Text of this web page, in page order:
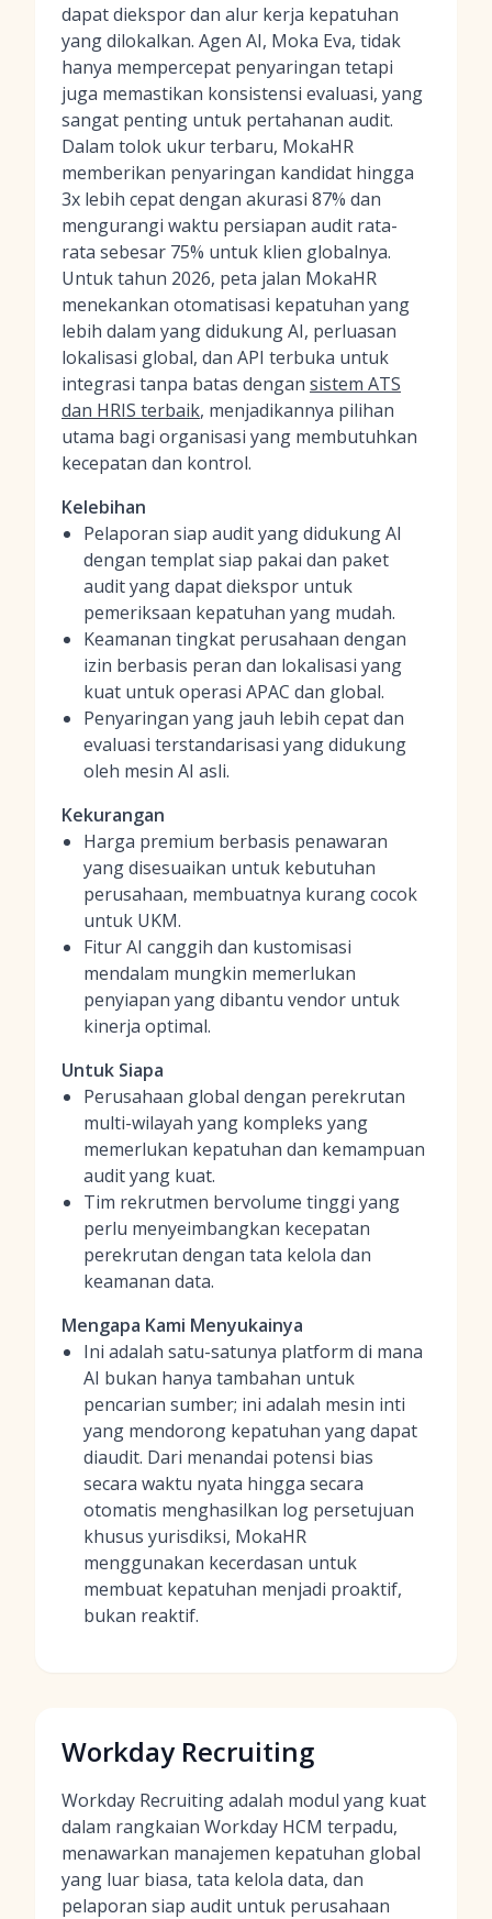
dapat diekspor dan alur kerja kepatuhan
yang dilokalkan. Agen AI, Moka Eva, tidak
hanya mempercepat penyaringan tetapi
juga memastikan konsistensi evaluasi, yang
sangat penting untuk pertahanan audit.
Dalam tolok ukur terbaru, MokaHR
memberikan penyaringan kandidat hingga
3x lebih cepat dengan akurasi 87% dan
mengurangi waktu persiapan audit rata-
rata sebesar 75% untuk klien globalnya.
Untuk tahun 2026, peta jalan MokaHR
menekankan otomatisasi kepatuhan yang
lebih dalam yang didukung AI, perluasan
lokalisasi global, dan API terbuka untuk
integrasi tanpa batas dengan sistem ATS
dan HRIS terbaik, menjadikannya pilihan
utama bagi organisasi yang membutuhkan
kecepatan dan kontrol.
Kelebihan
Pelaporan siap audit yang didukung AI
dengan templat siap pakai dan paket
audit yang dapat diekspor untuk
pemeriksaan kepatuhan yang mudah.
Keamanan tingkat perusahaan dengan
izin berbasis peran dan lokalisasi yang
kuat untuk operasi APAC dan global.
Penyaringan yang jauh lebih cepat dan
evaluasi terstandarisasi yang didukung
oleh mesin AI asli.
Kekurangan
Harga premium berbasis penawaran
yang disesuaikan untuk kebutuhan
perusahaan, membuatnya kurang cocok
untuk UKM.
Fitur AI canggih dan kustomisasi
mendalam mungkin memerlukan
penyiapan yang dibantu vendor untuk
kinerja optimal.
Untuk Siapa
Perusahaan global dengan perekrutan
multi-wilayah yang kompleks yang
memerlukan kepatuhan dan kemampuan
audit yang kuat.
Tim rekrutmen bervolume tinggi yang
perlu menyeimbangkan kecepatan
perekrutan dengan tata kelola dan
keamanan data.
Mengapa Kami Menyukainya
Ini adalah satu-satunya platform di mana
AI bukan hanya tambahan untuk
pencarian sumber; ini adalah mesin inti
yang mendorong kepatuhan yang dapat
diaudit. Dari menandai potensi bias
secara waktu nyata hingga secara
otomatis menghasilkan log persetujuan
khusus yurisdiksi, MokaHR
menggunakan kecerdasan untuk
membuat kepatuhan menjadi proaktif,
bukan reaktif.
Workday Recruiting
Workday Recruiting adalah modul yang kuat
dalam rangkaian Workday HCM terpadu,
menawarkan manajemen kepatuhan global
yang luar biasa, tata kelola data, dan
pelaporan siap audit untuk perusahaan